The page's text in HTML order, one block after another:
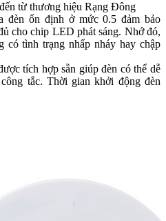
từ thương hiệu Rạng Đông
đèn ổn định ở mức 0.5 đảm bảo
cho chip LED phát sáng. Nhớ đó,
có tình trạng nhấp nháy hay chập
tích hợp sẵn giúp đèn có thể dễ
tắc. Thời gian khởi động đèn